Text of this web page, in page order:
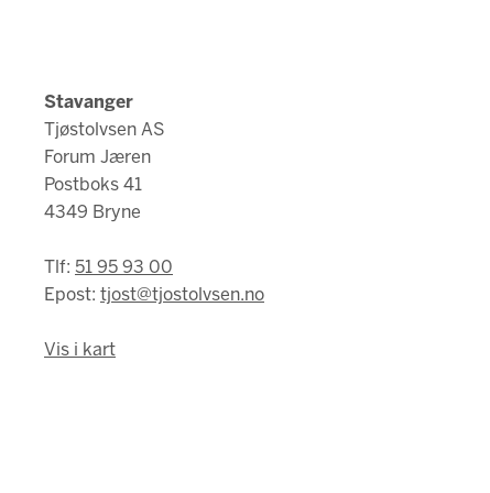
Stavanger
Tjøstolvsen AS
Forum Jæren
Postboks 41
4349 Bryne
Tlf: 51 95 93 00
Epost: tjost@tjostolvsen.no
Vis i kart